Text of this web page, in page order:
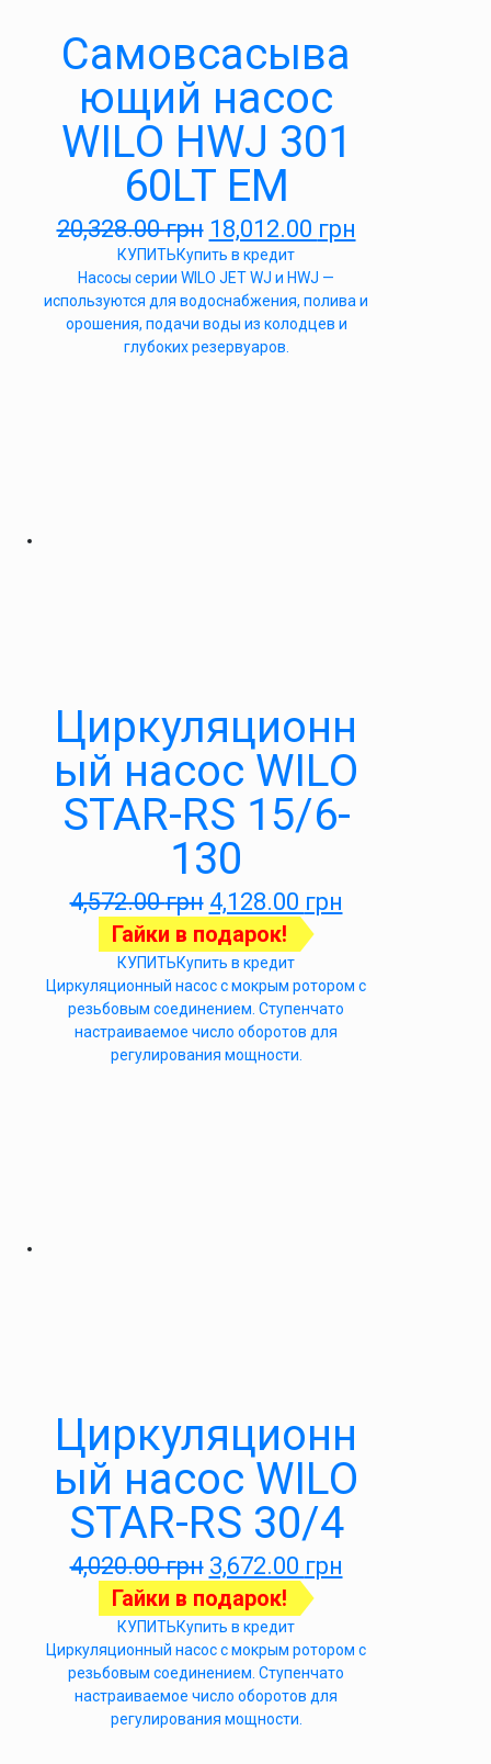
Самовсасыва
ющий насос
WILO HWJ 301
60LT EM
20,328.00грн 18,012.00 грн
КУПИТЬКупить в кредит
Насосы серии WILO JET WJ и HWJ —
используются для водоснабжения, полива и
орошения, подачи воды из колодцев и
глубоких резервуаров.
Циркуляционн
ый насос WILO
STAR-RS 15/6-
130
4,572.00грн 4,128.00 грн
Гайки в подарок!
КУПИТЬКупить в кредит
Циркуляционный насос с мокрым ротором с
резьбовым соединением. Ступенчато
настраиваемое число оборотов для
регулирования мощности.
Циркуляционн
ый насос WILO
STAR-RS 30/4
4,020.00грн 3,672.00 грн
Гайки в подарок!
КУПИТЬКупить в кредит
Циркуляционный насос с мокрым ротором с
резьбовым соединением. Ступенчато
настраиваемое число оборотов для
регулирования мощности.